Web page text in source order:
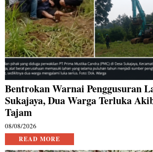
Bentrokan Warnai Penggusuran
Sukajaya, Dua Warga Terluka
Tajam
08/08/2026
READ MORE